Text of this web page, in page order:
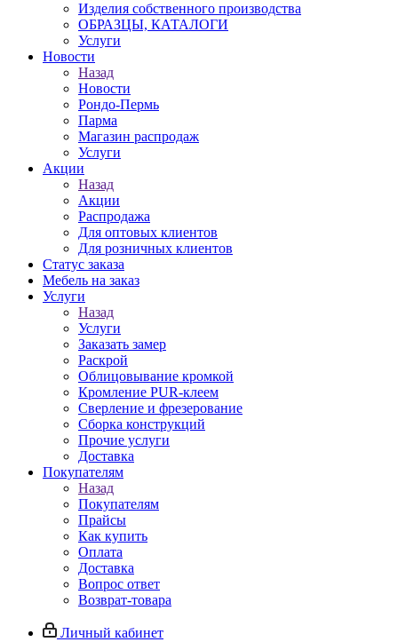
Изделия собственного производства
ОБРАЗЦЫ, КАТАЛОГИ
Услуги
Новости
Назад
Новости
Рондо-Пермь
Парма
Магазин распродаж
Услуги
Акции
Назад
Акции
Распродажа
Для оптовых клиентов
Для розничных клиентов
Статус заказа
Мебель на заказ
Услуги
Назад
Услуги
Заказать замер
Раскрой
Облицовывание кромкой
Кромление PUR-клеем
Сверление и фрезерование
Сборка конструкций
Прочие услуги
Доставка
Покупателям
Назад
Покупателям
Прайсы
Как купить
Оплата
Доставка
Вопрос ответ
Возврат-товара
Личный кабинет